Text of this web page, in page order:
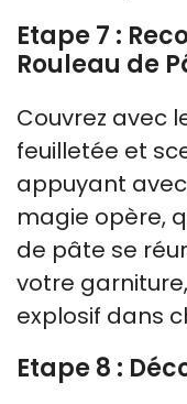
Etape 7 :
Rouleau de
Couvrez avec
feuilletée et
appuyant avec
magie opère,
de pâte se
votre
explosif dans
Etape 8 :